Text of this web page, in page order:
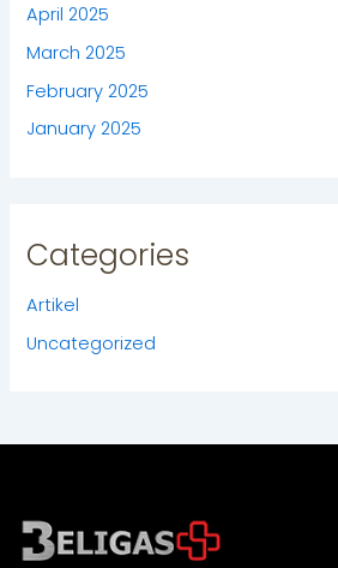
April 2025
March 2025
February 2025
January 2025
Categories
Artikel
Uncategorized